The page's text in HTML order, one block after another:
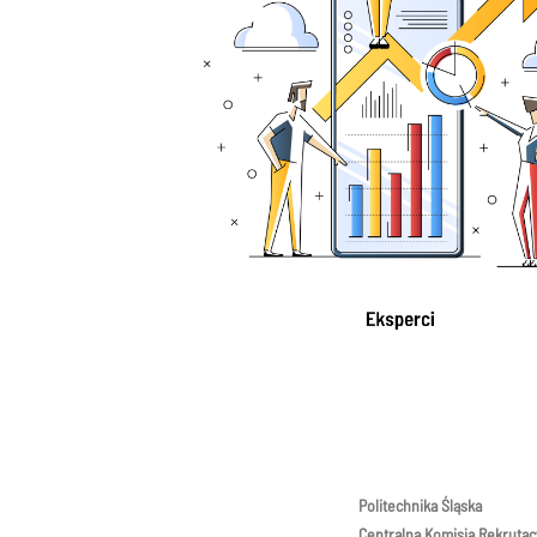
Politechnika Śląska